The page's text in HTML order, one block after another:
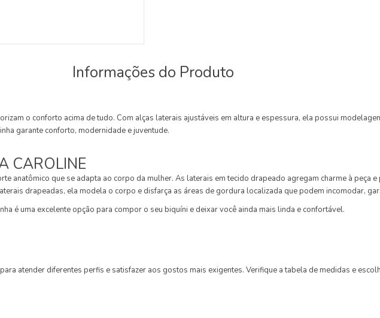
Informações do Produto
o conforto acima de tudo. Com alças laterais ajustáveis em altura e espessura, ela possui
garante conforto, modernidade e juventude.
CAROLINE
anatômico que se adapta ao corpo da mulher. As laterais em tecido drapeado agregam charme à peça
drapeadas, ela modela o corpo e disfarça as áreas de gordura localizada que podem incomodar,
é uma excelente opção para compor o seu biquíni e deixar você ainda mais linda e confortável.
atender diferentes perfis e satisfazer aos gostos mais exigentes. Verifique a tabela de medidas e